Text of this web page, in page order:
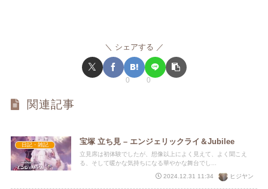
シェアする
0 0
関連記事
日記・雑記 宝塚 立ち見 – エンジェリックライ＆Jubilee
立見席は初体験でしたが、想像以上によく見えて、よく聞こえ
る、そして暖かな気持ちになる華やかな舞台でし...
2024.12.31 11:34
ヒジヤン